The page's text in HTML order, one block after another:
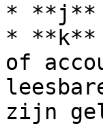
* **j**
* **k**
of
zijn